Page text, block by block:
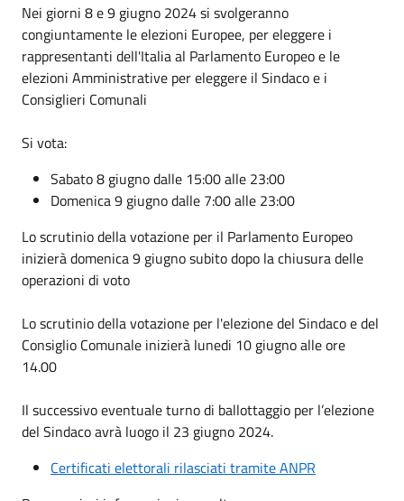
Nei giorni 8 e 9 giugno 2024 si svolgeranno
congiuntamente le elezioni Europee, per eleggere i
rappresentanti dell'Italia al Parlamento Europeo e le
elezioni Amministrative per eleggere il Sindaco e i
Consiglieri Comunali
Si vota:
Sabato 8 giugno dalle 15:00 alle 23:00
Domenica 9 giugno dalle 7:00 alle 23:00
Lo scrutinio della votazione per il Parlamento Europeo
inizierà domenica 9 giugno subito dopo la chiusura delle
operazioni di voto
Lo scrutinio della votazione per l'elezione del Sindaco e del
Consiglio Comunale inizierà lunedi 10 giugno alle ore
14.00
Il successivo eventuale turno di ballottaggio per l’elezione
del Sindaco avrà luogo il 23 giugno 2024.
Certificati elettorali rilasciati tramite ANPR